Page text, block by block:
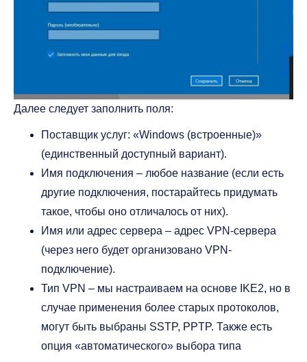
Далее следует заполнить поля:
Поставщик услуг: «Windows (встроенные)»
(единственный доступный вариант).
Имя подключения – любое название (если есть
другие подключения, постарайтесь придумать
такое, чтобы оно отличалось от них).
Имя или адрес сервера – адрес VPN-сервера
(через него будет организовано VPN-
подключение).
Тип VPN – мы настраиваем на основе IKE2, но в
случае применения более старых протоколов,
могут быть выбраны SSTP, PPTP. Также есть
опция «автоматического» выбора типа